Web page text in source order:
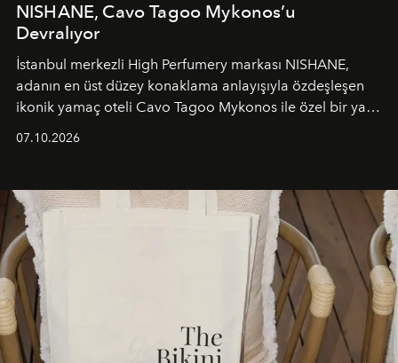
NISHANE, Cavo Tagoo Mykonos’u
Devralıyor
İstanbul merkezli High Perfumery markası NISHANE,
adanın en üst düzey konaklama anlayışıyla özdeşleşen
ikonik yamaç oteli Cavo Tagoo Mykonos ile özel bir yaz
buluşturarak markanın Cavo Tagoo’daki varlığını
sürükleyici ve mevsime özel bir deneyime dönüştürüyor.
07.10.2026